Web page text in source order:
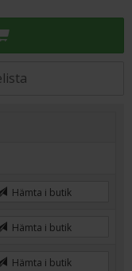
Hämta i butik
Hämta i butik
Hämta i butik